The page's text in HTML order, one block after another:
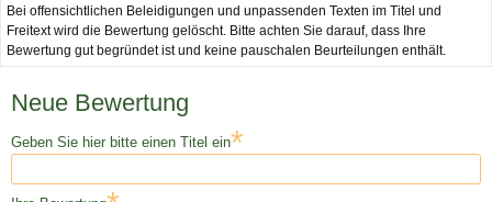
Bei offensichtlichen Beleidigungen und unpassenden Texten im Titel und
Freitext wird die Bewertung gelöscht. Bitte achten Sie darauf, dass Ihre
Bewertung gut begründet ist und keine pauschalen Beurteilungen enthält.
Neue Bewertung
Geben Sie hier bitte einen Titel ein*